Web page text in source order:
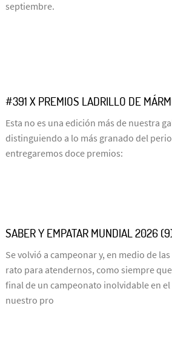
septiembre.
#391 X PREMIOS LADRILLO DE
Esta no es una edición más de nuestra
distinguiendo a lo más granado del
entregaremos doce premios:
SABER Y EMPATAR MUNDIAL 2026
Se volvió a campeonar y, en medio de
rato para atendernos, como siempre
final de un campeonato inolvidable en
nuestro pro